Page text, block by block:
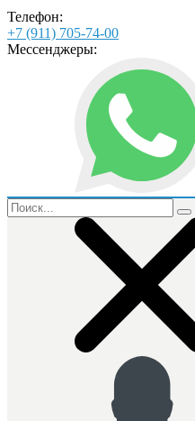
Телефон:
+7 (911) 705-74-00
Мессенджеры: